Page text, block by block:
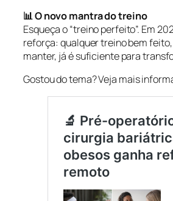
📊 O novo mantra do treino
Esqueça o “treino perfeito”. Em
reforça: qualquer treino bem
manter, já é suficiente para
Gostou do tema? Veja mais